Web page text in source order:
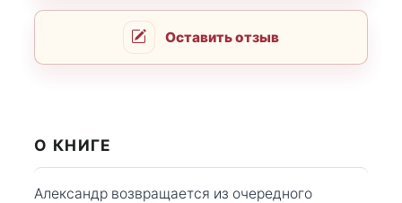
Оставить отзыв
О КНИГЕ
Александр возвращается из очередного